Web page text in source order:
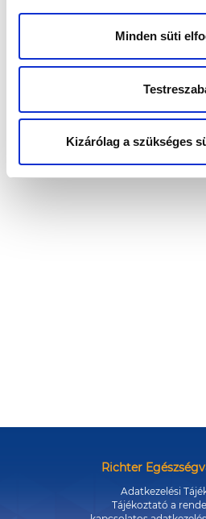
Minden süti
Kizárólag a szükséges
2017. szeptember 30. –
Richter
Adatkezelési
Tájékoztató a